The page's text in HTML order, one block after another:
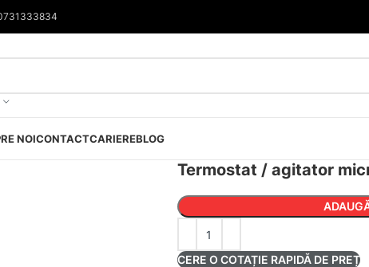
NOICONTACTCARIEREBLOG
Termostat / agitator
CERE O COTAȚIE RAPIDĂ DE PREȚ